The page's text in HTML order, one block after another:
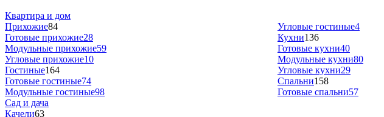
Квартира и дом
Прихожие84
Готовые прихожие28
Модульные прихожие59
Угловые прихожие10
Гостиные164
Готовые гостиные74
Модульные гостиные98
Угловые гостиные4
Кухни136
Готовые кухни40
Модульные кухни80
Угловые кухни29
Спальни158
Готовые спальни57
Сад и дача
Качели63